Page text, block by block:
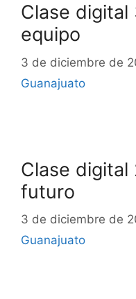
Clase digital
equipo
3 de diciembre de
Guanajuato
Clase digital
futuro
3 de diciembre de
Guanajuato